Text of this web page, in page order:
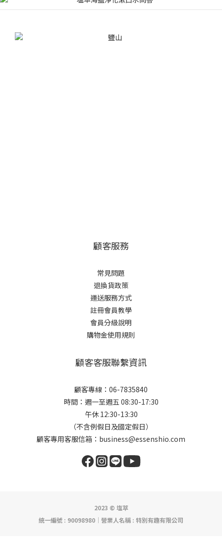
顧客服務
常見問題
退換貨政策
運送服務方式
註冊會員教學
會員分級說明
購物金使用規則
顧客客服聯繫資訊
顧客專線：06-7835840
時間：週一至週五 08:30-17:30
午休 12:30-13:30
（不含例假日及國定假日）
顧客專用客服信箱：business@essenshio.com
2023 © 塩萃
統一編號 : 90098980│營業人名稱 : 特別有趣有限公司